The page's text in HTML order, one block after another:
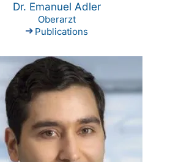
Dr. Emanuel Adler
Oberarzt
Publications